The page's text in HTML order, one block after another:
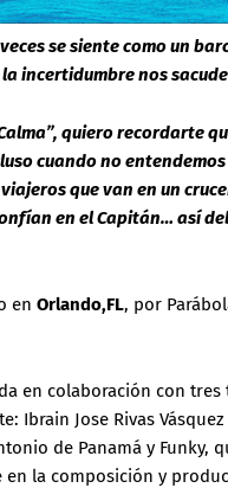
se siente como un
incertidumbre nos
quiero recordarte
cuando no
que van en un
en el Capitán… así
en Orlando,FL, por
en colaboración con
Ibrain Jose Rivas
de Panamá y Funky,
la composición y